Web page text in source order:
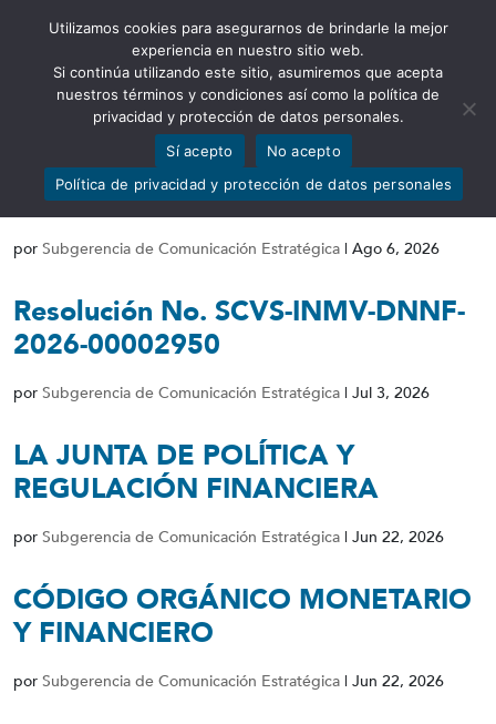
Abrir barra de herramientas
Resolución No. SCVS-INMV-DNNF-
2026-00016602
por Subgerencia de Comunicación Estratégica | Ago 6, 2026
Resolución No. SCVS-INMV-DNNF-
2026-00002950
por Subgerencia de Comunicación Estratégica | Jul 3, 2026
LA JUNTA DE POLÍTICA Y
REGULACIÓN FINANCIERA
por Subgerencia de Comunicación Estratégica | Jun 22, 2026
CÓDIGO ORGÁNICO MONETARIO
Y FINANCIERO
por Subgerencia de Comunicación Estratégica | Jun 22, 2026
Utilizamos cookies para asegurarnos de brindarle la mejor
experiencia en nuestro sitio web.
Si continúa utilizando este sitio, asumiremos que acepta
nuestros términos y condiciones así como la política de
privacidad y protección de datos personales.
Sí acepto
No acepto
Política de privacidad y protección de datos personales